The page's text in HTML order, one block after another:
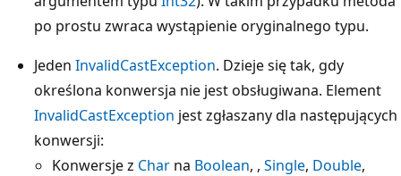
po prostu zwraca wystąpienie oryginalnego typu.
Jeden InvalidCastException. Dzieje się tak, gdy
określona konwersja nie jest obsługiwana. Element
InvalidCastException jest zgłaszany dla następujących
konwersji:
Konwersje z Char na Boolean, , Single, Double,